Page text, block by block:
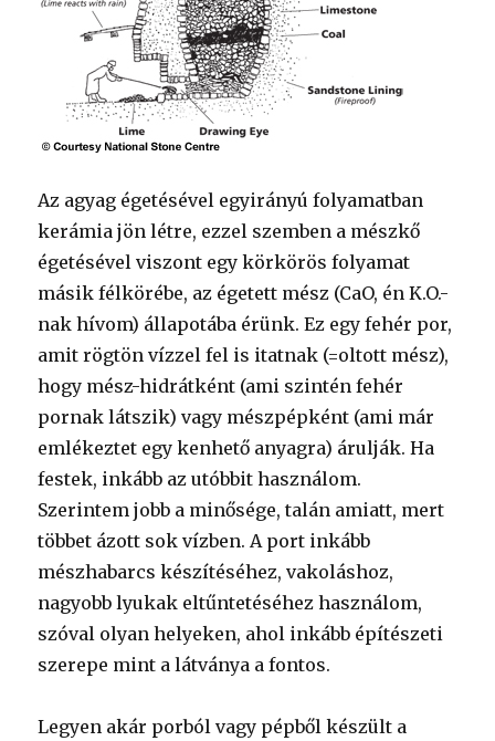
Az agyag égetésével egyirányú folyamatban
kerámia jön létre, ezzel szemben a mészkő
égetésével viszont egy körkörös folyamat
másik félkörébe, az égetett mész (CaO, én K.O.-
nak hívom) állapotába érünk. Ez egy fehér por,
amit rögtön vízzel fel is itatnak (=oltott mész),
hogy mész-hidrátként (ami szintén fehér
pornak látszik) vagy mészpépként (ami már
emlékeztet egy kenhető anyagra) árulják. Ha
festek, inkább az utóbbit használom.
Szerintem jobb a minősége, talán amiatt, mert
többet ázott sok vízben. A port inkább
mészhabarcs készítéséhez, vakoláshoz,
nagyobb lyukak eltűntetéséhez használom,
szóval olyan helyeken, ahol inkább építészeti
szerepe mint a látványa a fontos.
Legyen akár porból vagy pépből készült a